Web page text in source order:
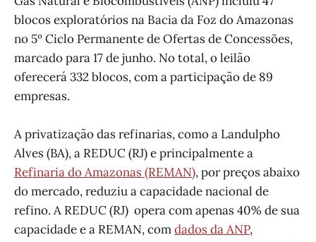
blocos exploratórios na Bacia da Foz do Amazonas
no 5º Ciclo Permanente de Ofertas de Concessões,
marcado para 17 de junho. No total, o leilão
oferecerá 332 blocos, com a participação de 89
empresas.
A privatização das refinarias, como a Landulpho
Alves (BA), a REDUC (RJ) e principalmente a
Refinaria do Amazonas (REMAN), por preços abaixo
do mercado, reduziu a capacidade nacional de
refino. A REDUC (RJ) opera com apenas 40% de sua
capacidade e a REMAN, comdados da ANP,